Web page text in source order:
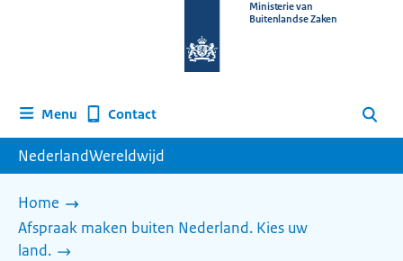
homepage
Ministerie van
Buitenlandse Zaken
Menu Contact Zoeken
NederlandWereldwijd
Home
Afspraak maken buiten Nederland. Kies uw
land.